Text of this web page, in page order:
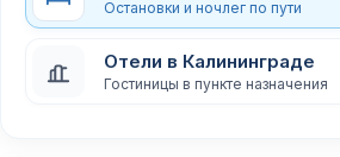
Остановки и ночлег по пути
Отели в Калининграде
Гостиницы в пункте назначения